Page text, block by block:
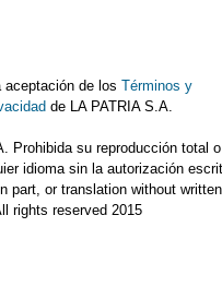
de los Términos y
de LA PATRIA S.A.
Prohibida su reproducción total o
idioma sin la autorización
part, or translation without written
rights reserved 2015